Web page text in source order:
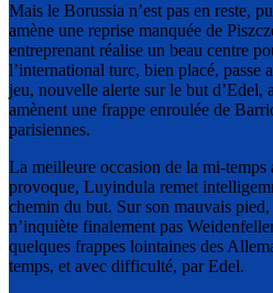
Mais le Borussia n’est pas en reste,
amène une reprise manquée de
entreprenant réalise un beau centre
l’international turc, bien placé, passe
jeu, nouvelle alerte sur le but d’Edel,
amènent une frappe enroulée de
parisiennes.
La meilleure occasion de la mi-
provoque, Luyindula remet
chemin du but. Sur son mauvais
n’inquiète finalement pas
quelques frappes lointaines des
temps, et avec difficulté, par Edel.